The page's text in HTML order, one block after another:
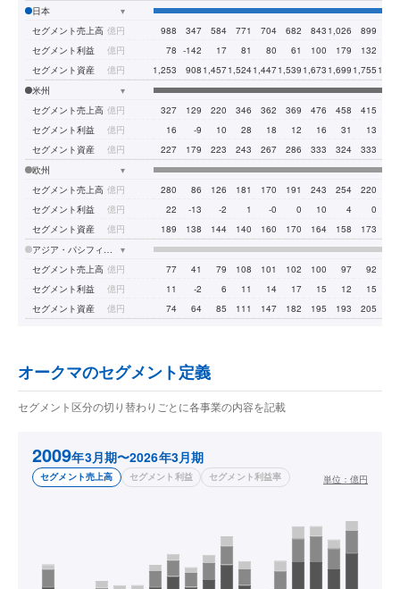
日本
▾
セグメント売上高 億円 988 347 584 771 704 682 843 1,026 899
セグメント利益
億円 78 -142 17 81 80 61 100 179 132
セグメント資産
億円 1,253 908 1,4571,5241,4471,539 1,673 1,699 1,755
米州
▾
セグメント売上高 億円 327 129 220 346 362 369 476 458 415
セグメント利益
億円 16 -9 10 28 18 12 16 31 13
セグメント資産
億円 227 179 223 243 267 286 333 324 333
欧州
▾
セグメント売上高 億円 280 86 126 181 170 191 243 254 220
セグメント利益
億円 22 -13 -2 1 -0 0 10 4 0
セグメント資産
億円 189 138 144 140 160 170 164 158 173
▾
セグメント売上高 億円 77 41 79 108 101 102 100 97 92
セグメント利益
億円 11 -2 6 11 14 17 15 12 15
セグメント資産
億円 74 64 85 111 147 182 195 193 205
オークマのセグメント定義
セグメント区分の切り替わりごとに各事業の内容を記載
2009年3月期〜2026年3月期
セグメント売上高 セグメント利益 セグメント利益率 単位： 億円